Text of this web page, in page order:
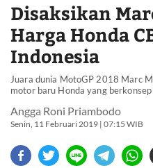
Disaksikan
Harga Honda
Indonesia
Juara dunia MotoGP 2018 Marc
motor baru Honda yang
Angga Roni Priambodo
Senin, 11 Februari 2019 | 07:15 WIB